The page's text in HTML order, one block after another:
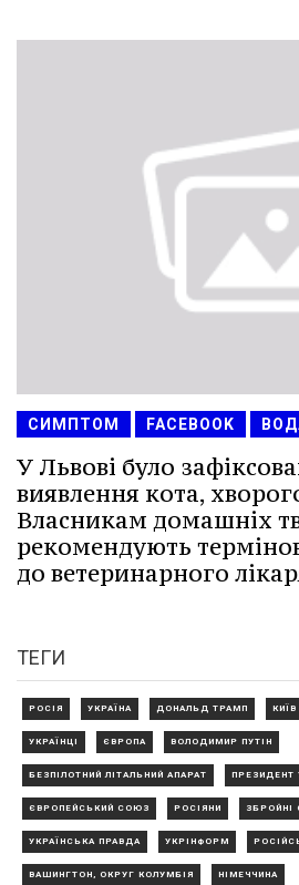
СИМПТОМ FACEBOOK
У Львові було
виявлення кота,
Власникам домашніх
рекомендують
до ветеринарного
ТЕГИ
РОСІЯ УКРАЇНА ДОНАЛЬД ТРАМП КИЇВ
УКРАЇНЦІ ЄВРОПА ВОЛОДИМИР ПУТІН
БЕЗПІЛОТНИЙ ЛІТАЛЬНИЙ АПАРАТ ПРЕЗИДЕНТ
ЄВРОПЕЙСЬКИЙ СОЮЗ РОСІЯНИ ЗБРОЙНІ
УКРАЇНСЬКА ПРАВДА УКРІНФОРМ
ВАШИНГТОН, ОКРУГ КОЛУМБІЯ НІМЕЧЧИНА